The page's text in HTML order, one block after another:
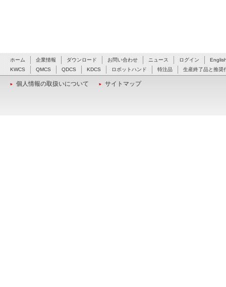
ホーム 企業情報 ダウンロード お問い合わせ ニュース ログイン
KWCS
QMCS QDCS KDCS ロボットハンド 特注品 生産終了品と推奨
個人情報の取扱いについて サイトマップ